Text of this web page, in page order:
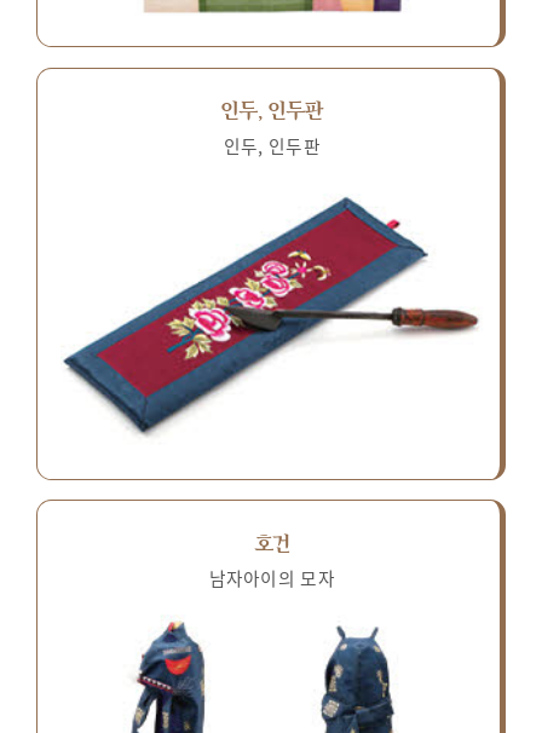
인두, 인두판
인두, 인두판
호건
남자아이의 모자